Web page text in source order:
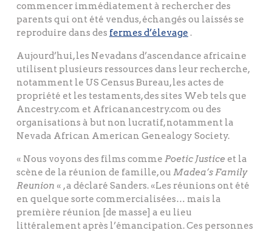
commencer immédiatement à rechercher des
parents qui ont été vendus, échangés ou laissés se
reproduire dans des fermes d’élevage .
Aujourd’hui, les Nevadans d’ascendance africaine
utilisent plusieurs ressources dans leur recherche,
notamment le US Census Bureau, les actes de
propriété et les testaments, des sites Web tels que
Ancestry.com et Africanancestry.com ou des
organisations à but non lucratif, notamment la
Nevada African American Genealogy Society.
« Nous voyons des films comme Poetic Justice et la
scène de la réunion de famille, ou Madea’s Family
Reunion « , a déclaré Sanders. «Les réunions ont été
en quelque sorte commercialisées… mais la
première réunion [de masse] a eu lieu
littéralement après l’émancipation. Ces personnes